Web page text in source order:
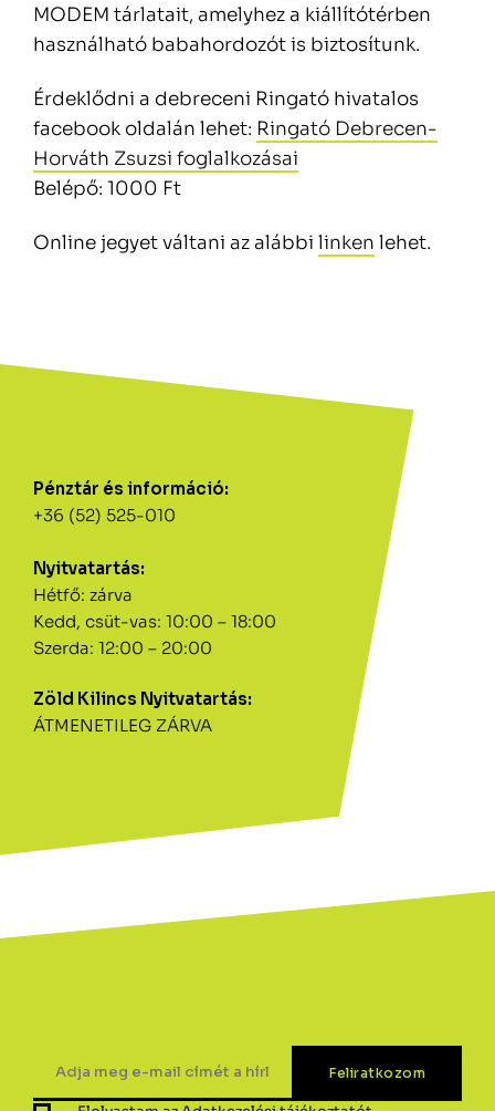
Pénztár és információ:
+36 (52) 525-010
Nyitvatartás:
Hétfő: zárva
Kedd, csüt-vas: 10:00 – 18:00
Szerda: 12:00 – 20:00
Zöld Kilincs Nyitvatartás:
ÁTMENETILEG ZÁRVA
MODEM tárlatait, amelyhez a kiállítótérben
használható babahordozót is biztosítunk.
Érdeklődni a debreceni Ringató hivatalos
facebook oldalán lehet: Ringató Debrecen-
Horváth Zsuzsi foglalkozásai
Belépő: 1000 Ft
Online jegyet váltani az alábbi linken lehet.